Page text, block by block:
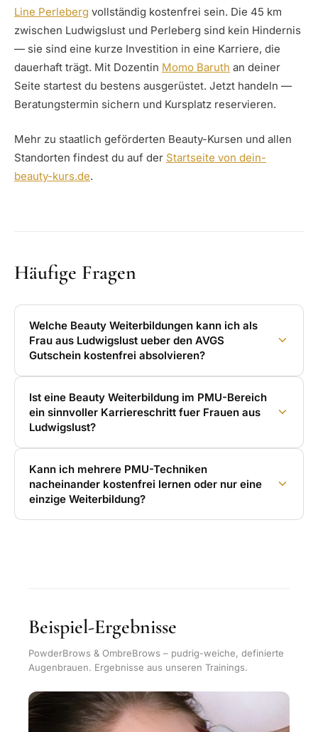
Line Perleberg vollständig kostenfrei sein. Die 45 km
zwischen Ludwigslust und Perleberg sind kein Hindernis
— sie sind eine kurze Investition in eine Karriere, die
dauerhaft trägt. Mit Dozentin Momo Baruth an deiner
Seite startest du bestens ausgerüstet. Jetzt handeln —
Beratungstermin sichern und Kursplatz reservieren.
Mehr zu staatlich geförderten Beauty-Kursen und allen
Standorten findest du auf der Startseite von dein-
beauty-kurs.de.
Häufige Fragen
Welche Beauty Weiterbildungen kann ich als
Frau aus Ludwigslust ueber den AVGS
Gutschein kostenfrei absolvieren?
Ist eine Beauty Weiterbildung im PMU-Bereich
ein sinnvoller Karriereschritt fuer Frauen aus
Ludwigslust?
Kann ich mehrere PMU-Techniken
nacheinander kostenfrei lernen oder nur eine
einzige Weiterbildung?
Beispiel-Ergebnisse
PowderBrows & OmbreBrows – pudrig-weiche, definierte
Augenbrauen. Ergebnisse aus unseren Trainings.